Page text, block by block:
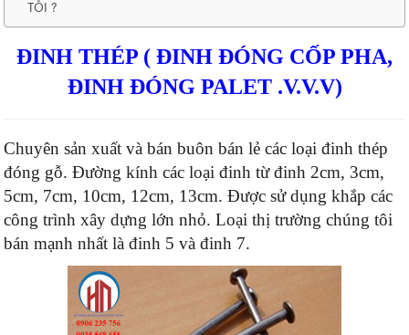
TÔI ?
ĐINH THÉP ( ĐINH ĐÓNG CỐP PHA,
ĐINH ĐÓNG PALET .V.V.V)
Chuyên sản xuất và bán buôn bán lẻ các loại đinh thép
đóng gỗ. Đường kính các loại đinh từ đinh 2cm, 3cm,
5cm, 7cm, 10cm, 12cm, 13cm. Được sử dụng khắp các
công trình xây dựng lớn nhỏ. Loại thị trường chúng tôi
bán mạnh nhất là đinh 5 và đinh 7.